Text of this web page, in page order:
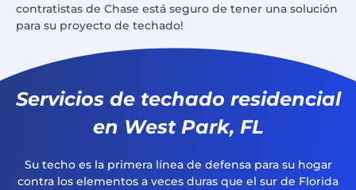
contratistas de Chase está seguro de tener una solución
para su proyecto de techado!
Servicios de techado residencial
en West Park, FL
Su techo es la primera línea de defensa para su hogar
contra los elementos a veces duras que el sur de Florida